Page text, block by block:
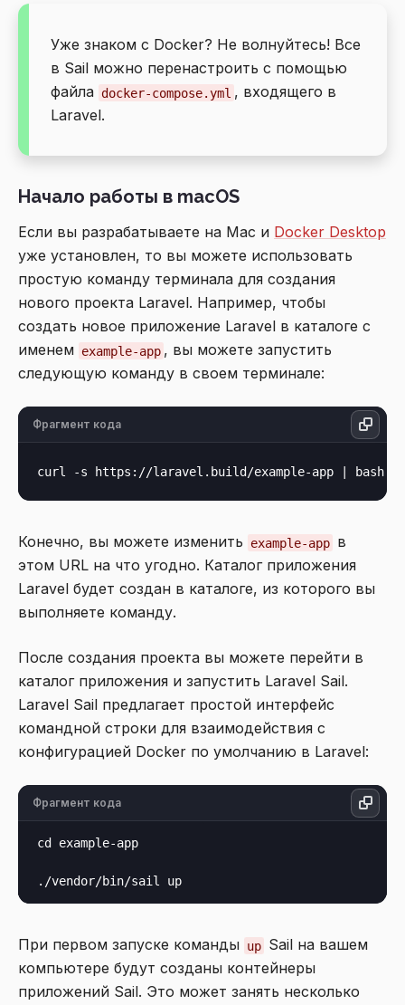
Уже знаком с Docker? Не волнуйтесь! Все
в Sail можно перенастроить с помощью
файла docker-compose.yml , входящего в
Laravel.
Начало работы в macOS
Если вы разрабатываете на Mac и Docker Desktop
уже установлен, то вы можете использовать
простую команду терминала для создания
нового проекта Laravel. Например, чтобы
создать новое приложение Laravel в каталоге с
именем example-app , вы можете запустить
следующую команду в своем терминале:
Фрагмент кода
Конечно, вы можете изменить example-app в
этом URL на что угодно. Каталог приложения
Laravel будет создан в каталоге, из которого вы
выполняете команду.
После создания проекта вы можете перейти в
каталог приложения и запустить Laravel Sail.
Laravel Sail предлагает простой интерфейс
командной строки для взаимодействия с
конфигурацией Docker по умолчанию в Laravel:
Фрагмент кода
cd example-app
При первом запуске команды up Sail на вашем
компьютере будут созданы контейнеры
приложений Sail. Это может занять несколько